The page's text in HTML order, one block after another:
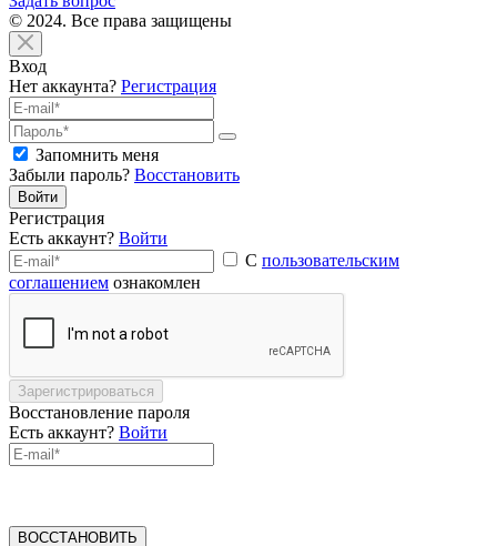
© 2024. Все права защищены
Вход
Нет аккаунта? Регистрация
Запомнить меня
Забыли пароль? Восстановить
Войти
Регистрация
Есть аккаунт? Войти
С пользовательским
соглашением ознакомлен
Зарегистрироваться
Восстановление пароля
Есть аккаунт? Войти
ВОССТАНОВИТЬ